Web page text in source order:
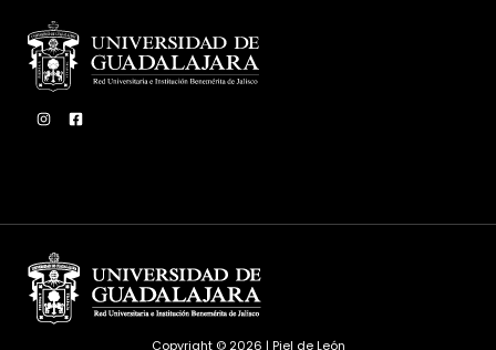
Copyright © 2026 | Piel de León